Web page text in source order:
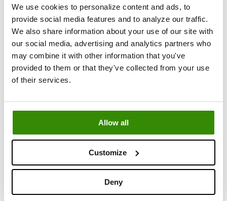
We use cookies to personalize content and ads, to
provide social media features and to analyze our traffic.
We also share information about your use of our site with
our social media, advertising and analytics partners who
may combine it with other information that you've
provided to them or that they've collected from your use
of their services.
Allow all
Customize
Deny
Marketing cookies (Marketing)
Worden gebruikt om bezoekers over websites heen te
volgen om relevante en boeiende advertenties te tonen.
Provider: Facebook (Meta)
Doel: Levert advertentieproducten, registreert de bron-
lastExternalReferrer (Local Storage),
(Pixel). Vervaldatum: 3 maanden / Persistent / Sessie.
Provider: Microsoft Advertising / Bing
Doel: Volgt bezoekers over websites voor
advertentiemeting en targeting via Microsoft
Advertising en Bing. Namen: ANONCHK, MR, MUID,